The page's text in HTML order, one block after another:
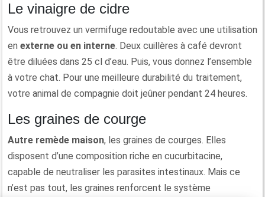
Le vinaigre de cidre
Vous retrouvez un vermifuge redoutable avec une utilisation
en externe ou en interne. Deux cuillères à café devront
être diluées dans 25 cl d’eau. Puis, vous donnez l’ensemble
à votre chat. Pour une meilleure durabilité du traitement,
votre animal de compagnie doit jeûner pendant 24 heures.
Les graines de courge
Autre remède maison, les graines de courges. Elles
disposent d’une composition riche en cucurbitacine,
capable de neutraliser les parasites intestinaux. Mais ce
n’est pas tout, les graines renforcent le système